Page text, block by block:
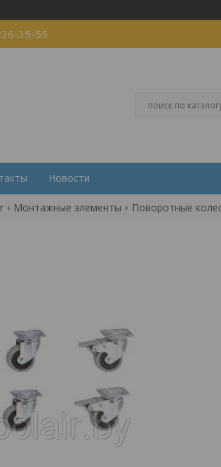
35-55
Новости
Монтажные элементы Поворотные